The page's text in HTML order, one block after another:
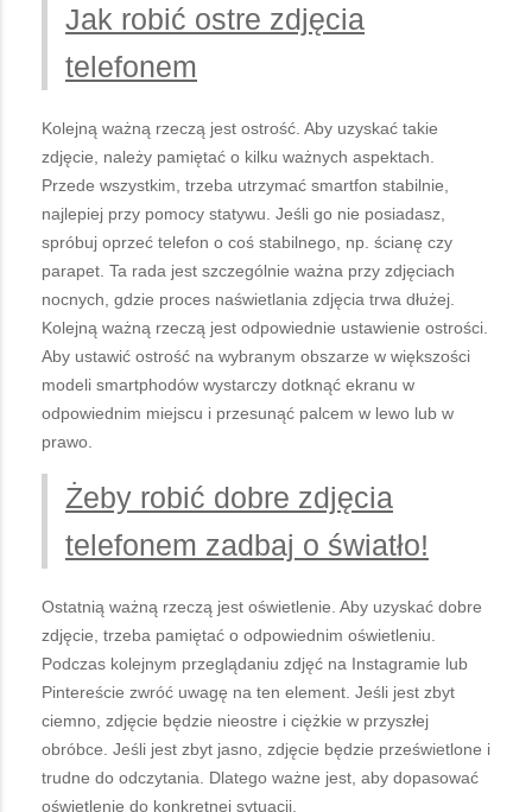
Jak robić ostre zdjęcia
telefonem
Kolejną ważną rzeczą jest ostrość. Aby uzyskać takie
zdjęcie, należy pamiętać o kilku ważnych aspektach.
Przede wszystkim, trzeba utrzymać smartfon stabilnie,
najlepiej przy pomocy statywu. Jeśli go nie posiadasz,
spróbuj oprzeć telefon o coś stabilnego, np. ścianę czy
parapet. Ta rada jest szczególnie ważna przy zdjęciach
nocnych, gdzie proces naświetlania zdjęcia trwa dłużej.
Kolejną ważną rzeczą jest odpowiednie ustawienie ostrości.
Aby ustawić ostrość na wybranym obszarze w większości
modeli smartphodów wystarczy dotknąć ekranu w
odpowiednim miejscu i przesunąć palcem w lewo lub w
prawo.
Żeby robić dobre zdjęcia
telefonem zadbaj o światło!
Ostatnią ważną rzeczą jest oświetlenie. Aby uzyskać dobre
zdjęcie, trzeba pamiętać o odpowiednim oświetleniu.
Podczas kolejnym przeglądaniu zdjęć na Instagramie lub
Pintereście zwróć uwagę na ten element. Jeśli jest zbyt
ciemno, zdjęcie będzie nieostre i ciężkie w przyszłej
obróbce. Jeśli jest zbyt jasno, zdjęcie będzie prześwietlone i
trudne do odczytania. Dlatego ważne jest, aby dopasować
oświetlenie do konkretnej sytuacji.